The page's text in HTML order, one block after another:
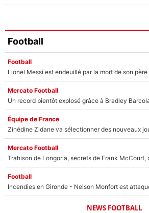
Football
Football
Mercato Football
Équipe de France
Mercato Football
Football
NEWS FOOTBALL